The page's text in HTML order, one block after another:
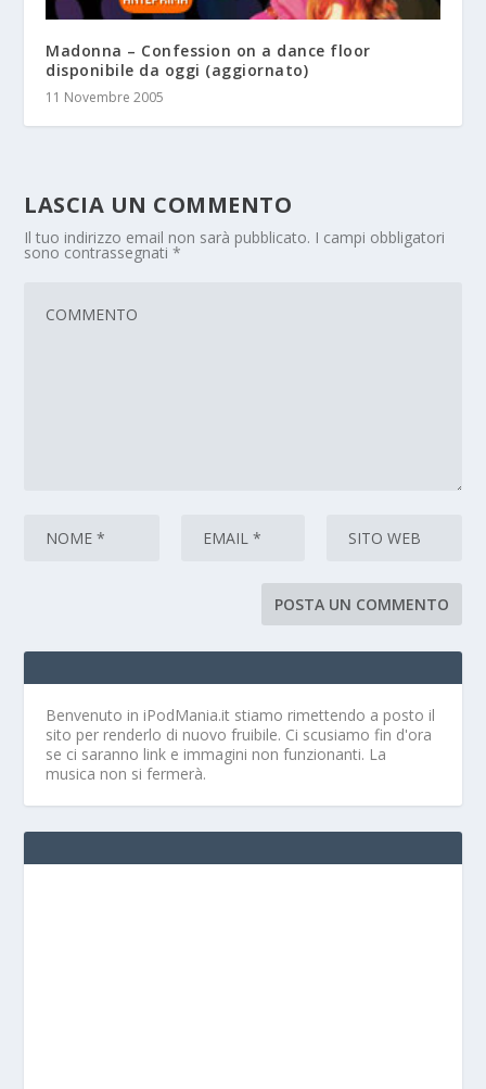
Madonna – Confession on a dance floor
disponibile da oggi (aggiornato)
11 Novembre 2005
LASCIA UN COMMENTO
Il tuo indirizzo email non sarà pubblicato. I campi obbligatori
sono contrassegnati*
Benvenuto in iPodMania.it stiamo rimettendo a posto il
sito per renderlo di nuovo fruibile. Ci scusiamo fin d'ora
se ci saranno link e immagini non funzionanti. La
musica non si fermerà.